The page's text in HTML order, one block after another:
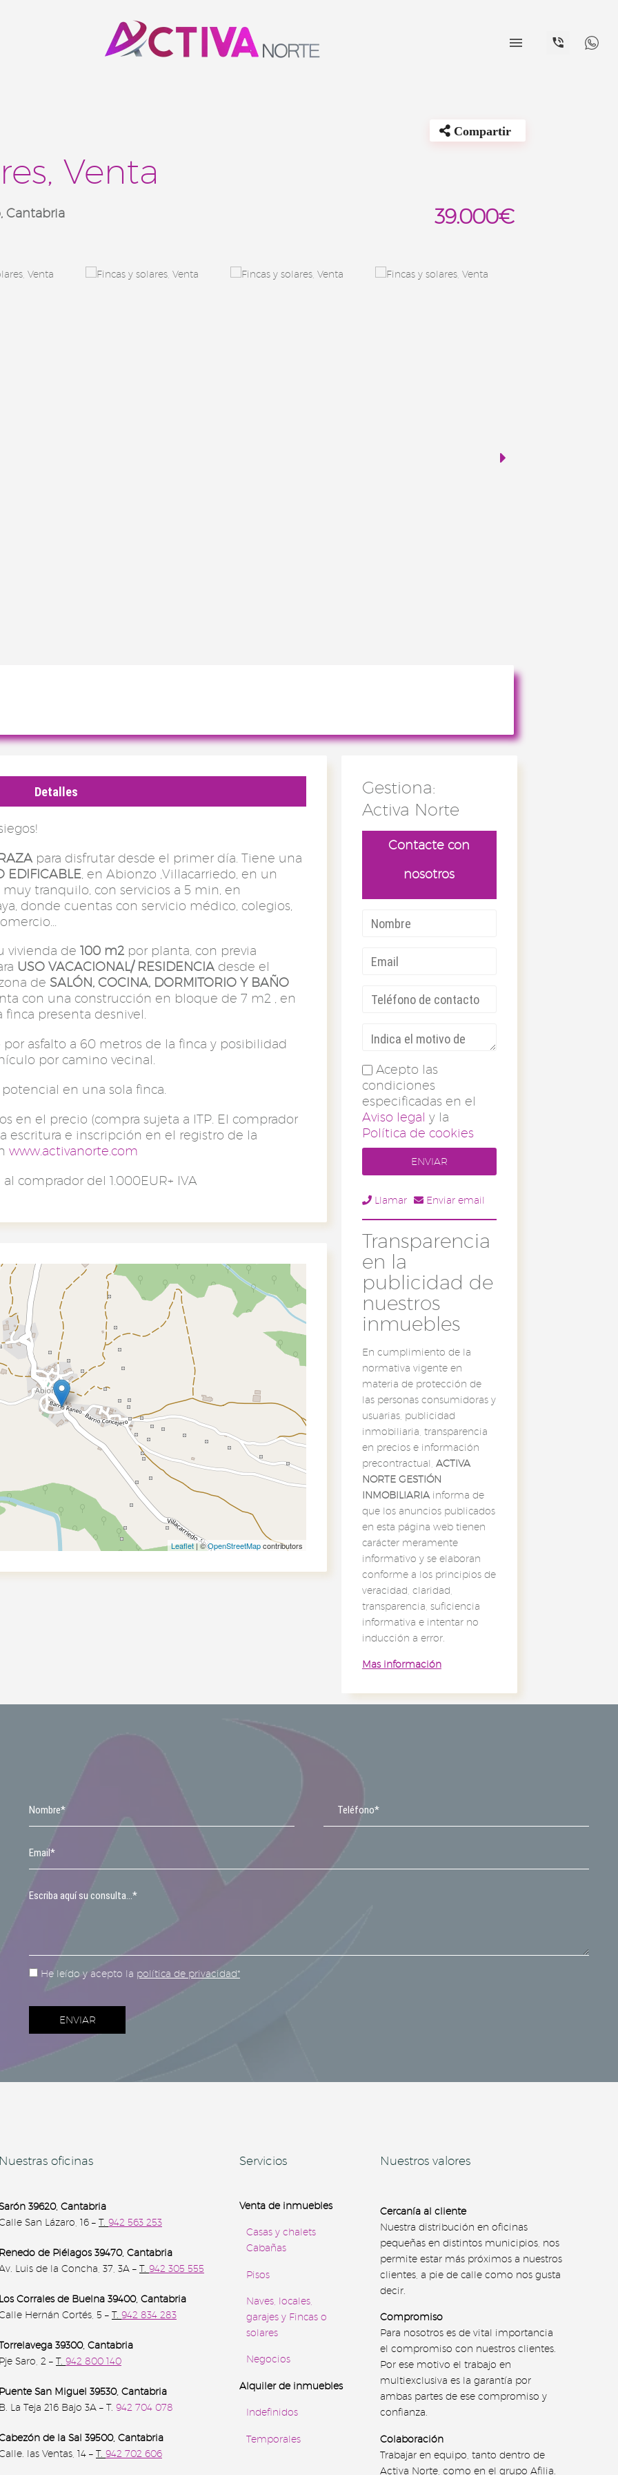


Venta
39.000€
Cantabria
Compartir
Detalles
para disfrutar desde el primer día. Tiene una
EDIFICABLE , en Abionzo ,Villacarriedo, en un
tranquilo, con servicios a 5 min, en
donde cuentas con servicio médico, colegios,
vivienda de 100 m2 por planta, con previa
USO VACACIONAL/ RESIDENCIAdesde el
deSALÓN, COCINA, DORMITORIO Y BAÑO
con una construcción en bloque de 7 m2 , en
finca presenta desnivel.
asfalto a 60 metros de la finca y posibilidad
por camino vecinal.
en una sola finca.
en el precio (compra sujeta a ITP. El comprador
escritura e inscripción en el registro de la
www.activanorte.com
comprador del 1.000EUR+ IVA
Leaflet| ©OpenStreetMapcontributors
Gestiona:
Activa Norte
Contacte con
nosotros
Acepto las
condiciones
especificadas en el
Aviso legal y la
Política de cookies
Llamar Enviar email
Transparencia
en la
publicidad de
nuestros
inmuebles
En cumplimiento de la
normativa vigente en
materia de protección de
las personas consumidoras y
usuarias, publicidad
inmobiliaria, transparencia
en precios e información
precontractual, ACTIVA
NORTE GESTIÓN
INMOBILIARIAinforma de
que los anuncios publicados
en esta página web tienen
carácter meramente
informativo y se elaboran
conforme a los principios de
veracidad, claridad,
transparencia, suficiencia
informativa e intentar no
inducción a error.
Mas información
He leído y acepto la política de privacidad*
oficinas
39620, Cantabria
San Lázaro, 16 – T. 942 563 253
de Piélagos 39470, Cantabria
Luis de la Concha, 37, 3A – T. 942 305 555
Corrales de Buelna 39400, Cantabria
Hernán Cortés, 5 – T. 942 834 283
39300, Cantabria
Saro, 2 – T. 942 800 140
San Miguel 39530, Cantabria
La Teja 216 Bajo 3A – T. 942 704 078
de la Sal 39500, Cantabria
las Ventas, 14 – T. 942 702 606
Servicios
Venta de inmuebles
Casas y chalets
Cabañas
Pisos
Naves, locales,
garajes y Fincas o
solares
Negocios
Alquiler de inmuebles
Indefinidos
Temporales
Nuestros valores
Cercanía al cliente
Nuestra distribución en oficinas
pequeñas en distintos municipios, nos
permite estar más próximos a nuestros
clientes, a pie de calle como nos gusta
decir.
Compromiso
Para nosotros es de vital importancia
el compromiso con nuestros clientes.
Por ese motivo el trabajo en
multiexclusiva es la garantía por
ambas partes de ese compromiso y
confianza.
Colaboración
Trabajar en equipo, tanto dentro de
Activa Norte, como en el grupo Afilia.